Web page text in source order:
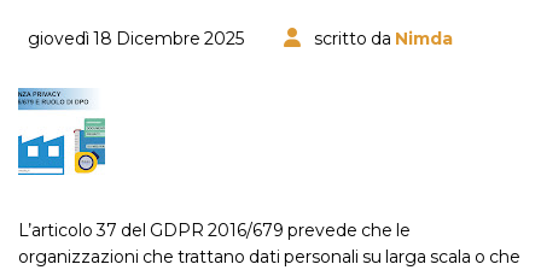
giovedì 18 Dicembre 2025 scritto da Nimda
L’articolo 37 del GDPR 2016/679 prevede che le
organizzazioni che trattano dati personali su larga scala o che